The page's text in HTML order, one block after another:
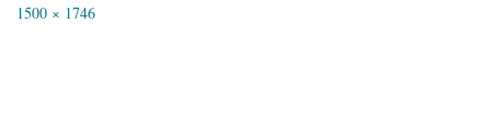
1500 × 1746